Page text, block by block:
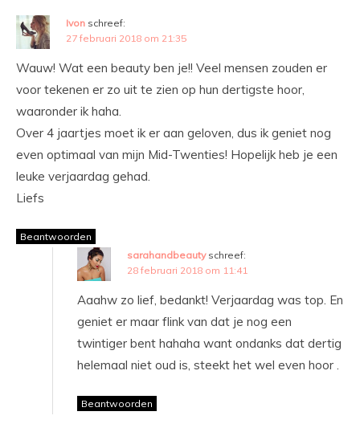
Ivon schreef:
27 februari 2018 om 21:35
Wauw! Wat een beauty ben je!! Veel mensen zouden er
voor tekenen er zo uit te zien op hun dertigste hoor,
waaronder ik haha.
Over 4 jaartjes moet ik er aan geloven, dus ik geniet nog
even optimaal van mijn Mid-Twenties! Hopelijk heb je een
leuke verjaardag gehad.
Liefs
Beantwoorden
sarahandbeauty schreef:
28 februari 2018 om 11:41
Aaahw zo lief, bedankt! Verjaardag was top. En
geniet er maar flink van dat je nog een
twintiger bent hahaha want ondanks dat dertig
helemaal niet oud is, steekt het wel even hoor .
Beantwoorden